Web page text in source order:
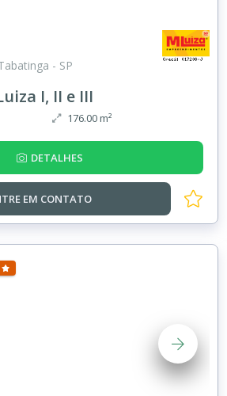
- SP
I, II e III
176.00 m²
DETALHES
EM CONTATO